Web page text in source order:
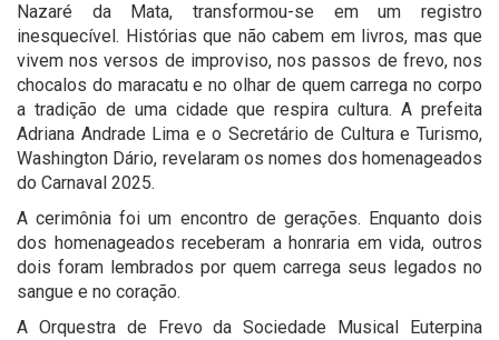
Nazaré da Mata, transformou-se em um registro
inesquecível. Histórias que não cabem em livros, mas que
vivem nos versos de improviso, nos passos de frevo, nos
chocalos do maracatu e no olhar de quem carrega no corpo
a tradição de uma cidade que respira cultura. A prefeita
Adriana Andrade Lima e o Secretário de Cultura e Turismo,
Washington Dário, revelaram os nomes dos homenageados
do Carnaval 2025.
A cerimônia foi um encontro de gerações. Enquanto dois
dos homenageados receberam a honraria em vida, outros
dois foram lembrados por quem carrega seus legados no
sangue e no coração.
A Orquestra de Frevo da Sociedade Musical Euterpina